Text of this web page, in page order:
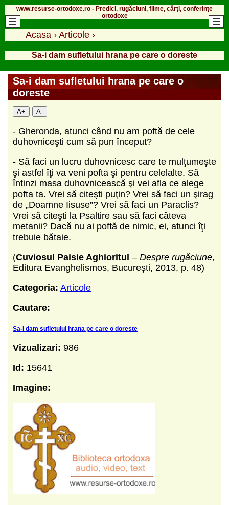
www.resurse-ortodoxe.ro - Predici, rugăciuni, filme, cărți, conferințe
ortodoxe
Acasa › Articole ›
Sa-i dam sufletului hrana pe care o doreste
Sa-i dam sufletului hrana pe care o
doreste
A+ A-
- Gheronda, atunci când nu am poftă de cele
duhovniceşti cum să pun început?
- Să faci un lucru duhovnicesc care te mulţumeşte
şi astfel îţi va veni pofta şi pentru celelalte. Să
întinzi masa duhovnicească şi vei afla ce alege
pofta ta. Vrei să citeşti puţin? Vrei să faci un şirag
de „Doamne Iisuse”? Vrei să faci un Paraclis?
Vrei să citeşti la Psaltire sau să faci câteva
metanii? Dacă nu ai poftă de nimic, ei, atunci îţi
trebuie bătaie.
(Cuviosul Paisie Aghioritul – Despre rugăciune,
Editura Evanghelismos, Bucureşti, 2013, p. 48)
Categoria: Articole
Cautare:
Sa-i dam sufletului hrana pe care o doreste
Vizualizari: 986
Id: 15641
Imagine: